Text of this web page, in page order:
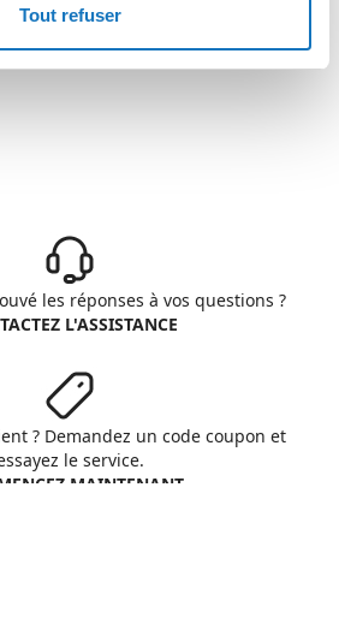
Tout refuser
les réponses à vos questions ?
L'ASSISTANCE
? Demandez un code coupon et
le service.
MAINTENANT